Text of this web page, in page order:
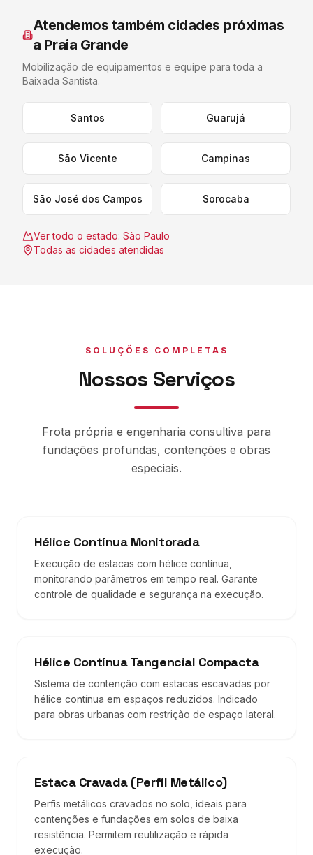
Atendemos também cidades próximas
a Praia Grande
Mobilização de equipamentos e equipe para toda a
Baixada Santista.
Santos Guarujá
São Vicente Campinas
São José dos Campos Sorocaba
Ver todo o estado: São Paulo
Todas as cidades atendidas
SOLUÇÕES COMPLETAS
Nossos Serviços
Frota própria e engenharia consultiva para
fundações profundas, contenções e obras
especiais.
Hélice Contínua Monitorada
Execução de estacas com hélice contínua,
monitorando parâmetros em tempo real. Garante
controle de qualidade e segurança na execução.
Hélice Contínua Tangencial Compacta
Sistema de contenção com estacas escavadas por
hélice contínua em espaços reduzidos. Indicado
para obras urbanas com restrição de espaço lateral.
Estaca Cravada (Perfil Metálico)
Perfis metálicos cravados no solo, ideais para
contenções e fundações em solos de baixa
resistência. Permitem reutilização e rápida
execução.